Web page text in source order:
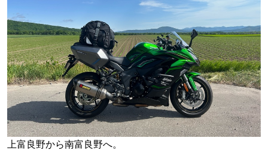
上富良野から南富良野へ。